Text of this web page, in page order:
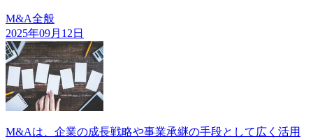
M&A全般
2025年09月12日
M&Aは、企業の成長戦略や事業承継の手段として広く活用